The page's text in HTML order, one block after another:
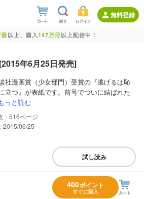
無料登録
以上、購入147万冊以上配信中！
年6月25日発売]
社漫画賞（少女部門）受賞の『逃げるは恥
立つ』が表紙です。前号でついに結ばれた
っと読む
516
2015/06/25
試し読み
400ポイント
すぐに購入